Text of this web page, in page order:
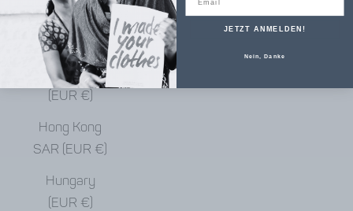
€)
Haiti (EUR €)
Honduras
(EUR €)
Hong Kong
SAR (EUR €)
Hungary
(EUR €)
JETZT ANMELDEN!
Nein, Danke